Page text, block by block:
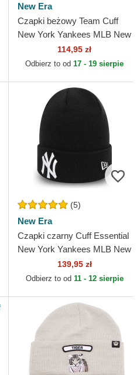
New Era
Czapki beżowy Team Cuff
New York Yankees MLB New
114,95 zł
Odbierz to od 17 - 19 sierpie
(5)
New Era
Czapki czarny Cuff Essential
New York Yankees MLB New
139,95 zł
Odbierz to od 11 - 12 sierpie